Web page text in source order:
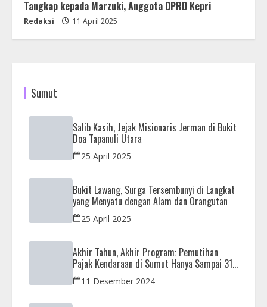
Tangkap kepada Marzuki, Anggota DPRD Kepri
Redaksi 11 April 2025
Sumut
Salib Kasih, Jejak Misionaris Jerman di Bukit
Doa Tapanuli Utara
25 April 2025
Bukit Lawang, Surga Tersembunyi di Langkat
yang Menyatu dengan Alam dan Orangutan
25 April 2025
Akhir Tahun, Akhir Program: Pemutihan
Pajak Kendaraan di Sumut Hanya Sampai 31
Desember
11 Desember 2024